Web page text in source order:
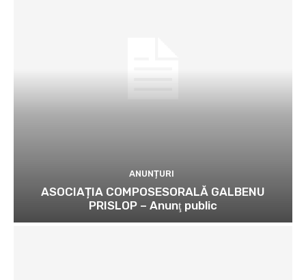
ANUNȚURI
ASOCIAȚIA COMPOSESORALĂ GALBENU
PRISLOP – Anunţ public